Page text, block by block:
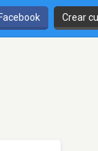
Crear